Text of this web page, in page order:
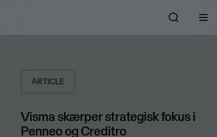
ARTICLE
Visma skærper strategisk fokus i
Penneo og Creditro